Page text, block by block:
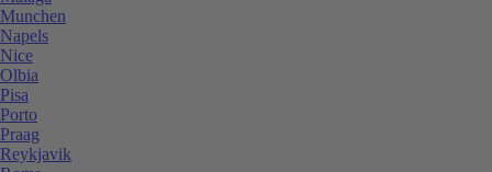
Munchen
Napels
Nice
Olbia
Pisa
Porto
Praag
Reykjavik